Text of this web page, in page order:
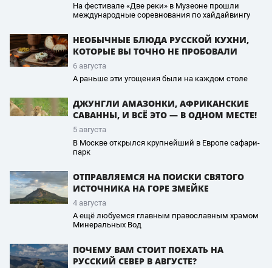
На фестивале «Две реки» в Музеоне прошли
международные соревнования по хайдайвингу
НЕОБЫЧНЫЕ БЛЮДА РУССКОЙ КУХНИ,
КОТОРЫЕ ВЫ ТОЧНО НЕ ПРОБОВАЛИ
6 августа
А раньше эти угощения были на каждом столе
ДЖУНГЛИ АМАЗОНКИ, АФРИКАНСКИЕ
САВАННЫ, И ВСЁ ЭТО — В ОДНОМ МЕСТЕ!
5 августа
В Москве открылся крупнейший в Европе сафари-
парк
ОТПРАВЛЯЕМСЯ НА ПОИСКИ СВЯТОГО
ИСТОЧНИКА НА ГОРЕ ЗМЕЙКЕ
4 августа
А ещё любуемся главным православным храмом
Минеральных Вод
ПОЧЕМУ ВАМ СТОИТ ПОЕХАТЬ НА
РУССКИЙ СЕВЕР В АВГУСТЕ?